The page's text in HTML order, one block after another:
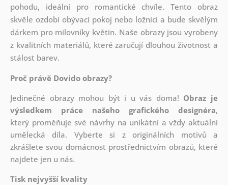
pohodu, ideální pro romantické chvíle. Tento obraz
skvěle ozdobí obývací pokoj nebo ložnici a bude skvělým
dárkem pro milovníky květin. Naše obrazy jsou vyrobeny
z kvalitních materiálů, které zaručují dlouhou životnost a
stálost barev.
Proč právě Dovido obrazy?
Jedinečné obrazy mohou být i u vás doma! Obraz je
výsledkem práce našeho grafického designéra,
který proměňuje své návrhy na unikátní a vždy aktuální
umělecká díla. Vyberte si z originálních motivů a
zkrášlete svou domácnost prostřednictvím obrazů, které
najdete jen u nás.
Tisk nejvyšší kvality